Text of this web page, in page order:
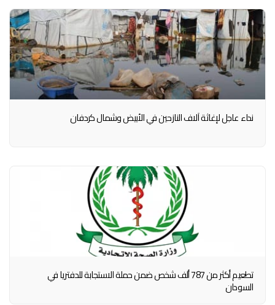
نداء عاجل لإغاثة آلاف النازحين في الأبيض وشمال كردفان
تطعيم أكثر من 787 ألف شخص ضمن حملة الاستجابة للدفتريا في
السودان